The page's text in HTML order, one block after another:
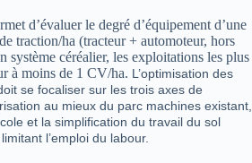
d’évaluer le degré d’équipement d’une
traction/ha (tracteur + automoteur, hors
système céréalier, les exploitations les plus
à moins de 1 CV/ha. L’optimisation des
se focaliser sur les trois axes de
au mieux du parc machines existant,
et la simplification du travail du sol
l’emploi du labour.